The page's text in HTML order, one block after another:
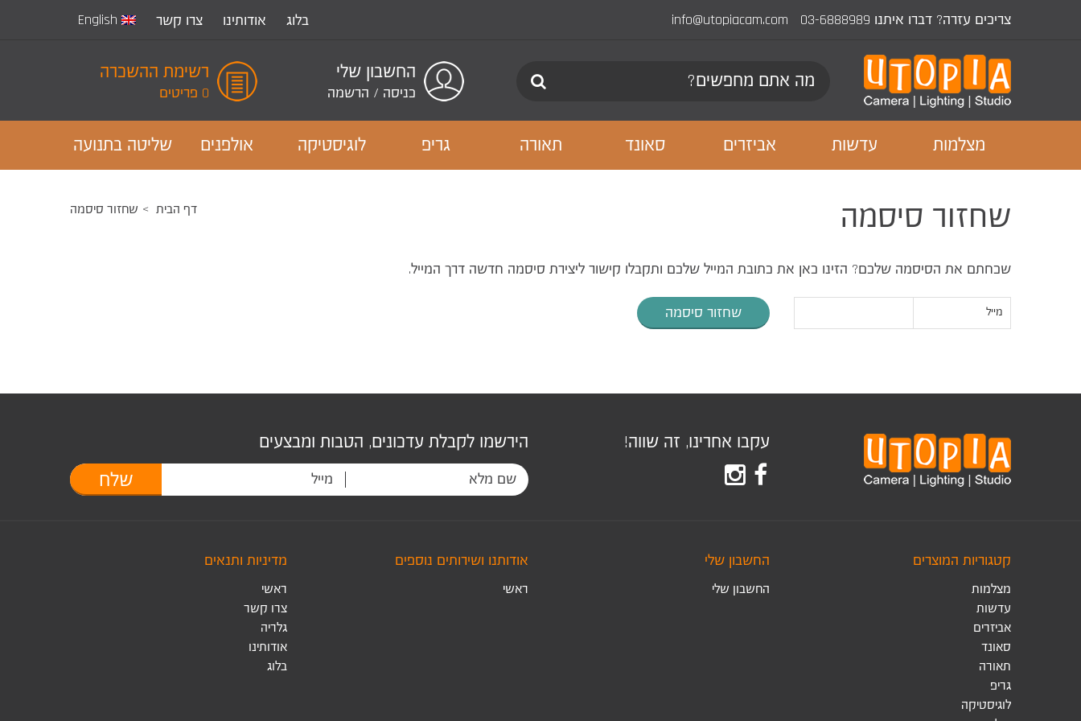
צריכים עזרה? דברו איתנו 03-6888989
info@utopiacam.com בלוג אודותינו צרו קשר English
החשבון שלי
כניסה / הרשמה
רשימת ההשכרה
0 פריטים
מצלמות עדשות אביזרים סאונד תאורה גריפ לוגיסטיקה אולפנים שליטה בתנועה
שחזור סיסמה דף הבית שחזור סיסמה
שכחתם את הסיסמה שלכם? הזינו כאן את כתובת המייל שלכם ותקבלו קישור ליצירת סיסמה חדשה דרך המייל.
מייל
עקבו אחרינו, זה שווה! הירשמו לקבלת עדכונים, הטבות ומבצעים
שלח
קטגוריות המוצרים
מצלמות
עדשות
אביזרים
סאונד
תאורה
גריפ
לוגיסטיקה
החשבון שלי
החשבון שלי
אודותנו ושירותים נוספים
ראשי
מדיניות ותנאים
ראשי
צרו קשר
גלריה
אודותינו
בלוג